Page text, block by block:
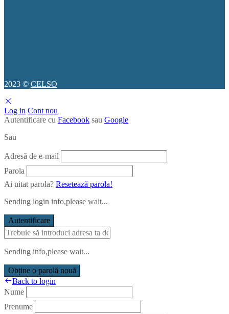
2023 © CELSO
Log in Cont nou
Autentificare cu Facebook sau Google
Sau
Adresă de e-mail
Parola
Ai uitat parola? Resetează parola!
Sending login info,please wait...
Autentificare
Sending info,please wait...
Obține o parolă nouă
Back to login
Nume
Prenume